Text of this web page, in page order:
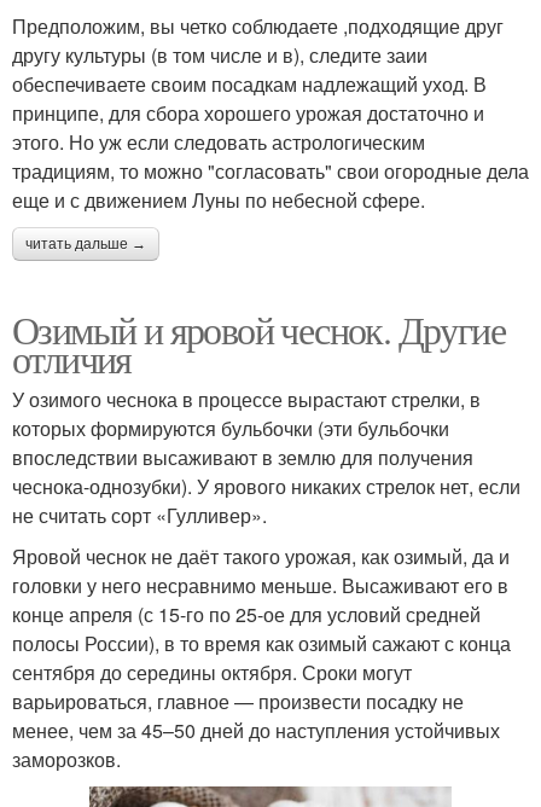
Предположим, вы четко соблюдаете ,подходящие друг
другу культуры (в том числе и в), следите заии
обеспечиваете своим посадкам надлежащий уход. В
принципе, для сбора хорошего урожая достаточно и
этого. Но уж если следовать астрологическим
традициям, то можно "согласовать" свои огородные дела
еще и с движением Луны по небесной сфере.
читать дальше →
Озимый и яровой чеснок. Другие
отличия
У озимого чеснока в процессе вырастают стрелки, в
которых формируются бульбочки (эти бульбочки
впоследствии высаживают в землю для получения
чеснока-однозубки). У ярового никаких стрелок нет, если
не считать сорт «Гулливер».
Яровой чеснок не даёт такого урожая, как озимый, да и
головки у него несравнимо меньше. Высаживают его в
конце апреля (с 15-го по 25-ое для условий средней
полосы России), в то время как озимый сажают с конца
сентября до середины октября. Сроки могут
варьироваться, главное — произвести посадку не
менее, чем за 45–50 дней до наступления устойчивых
заморозков.